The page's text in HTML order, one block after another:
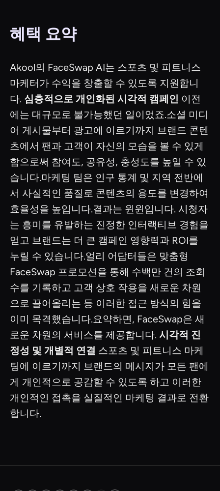
혜택 요약
Akool의 FaceSwap AI는 스포츠 및 피트니스
마케터가 수익을 창출할 수 있도록 지원합니
다. 심층적으로 개인화된 시각적 캠페인 이전
에는 대규모로 불가능했던 일이었죠.소셜 미디
어 게시물부터 광고에 이르기까지 브랜드 콘텐
츠에서 팬과 고객이 자신의 모습을 볼 수 있게
함으로써 참여도, 공유성, 충성도를 높일 수 있
습니다.마케팅 팀은 인구 통계 및 지역 전반에
서 사실적인 품질로 콘텐츠의 용도를 변경하여
효율성을 높입니다.결과는 윈윈입니다. 시청자
는 흥미를 유발하는 진정한 인터랙티브 경험을
얻고 브랜드는 더 큰 캠페인 영향력과 ROI를
누릴 수 있습니다.얼리 어답터들은 맞춤형
FaceSwap 프로모션을 통해 수백만 건의 조회
수를 기록하고 고객 상호 작용을 새로운 차원
으로 끌어올리는 등 이러한 접근 방식의 힘을
이미 목격했습니다.요약하면, FaceSwap은 새
로운 차원의 서비스를 제공합니다. 시각적 진
정성 및 개별적 연결 스포츠 및 피트니스 마케
팅에 이르기까지 브랜드의 메시지가 모든 팬에
게 개인적으로 공감할 수 있도록 하고 이러한
개인적인 접촉을 실질적인 마케팅 결과로 전환
합니다.